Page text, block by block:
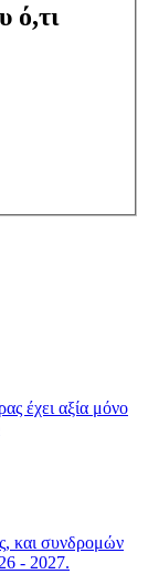
ό,τι
έχει αξία μόνο
και συνδρομών
- 2027.